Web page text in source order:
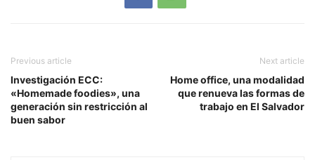
Previous article
Investigación ECC:
«Homemade foodies», una
generación sin restricción al
buen sabor
Next article
Home office, una modalidad
que renueva las formas de
trabajo en El Salvador